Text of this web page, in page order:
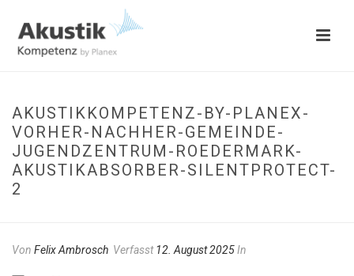
AKUSTIKKOMPETENZ-BY-PLANEX-
VORHER-NACHHER-GEMEINDE-
JUGENDZENTRUM-ROEDERMARK-
AKUSTIKABSORBER-SILENTPROTECT-
2
Von Felix Ambrosch Verfasst12. August 2025In